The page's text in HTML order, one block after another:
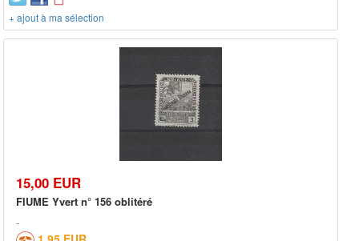
+ ajout à ma sélection
15,00 EUR
FIUME Yvert n° 156 oblitéré